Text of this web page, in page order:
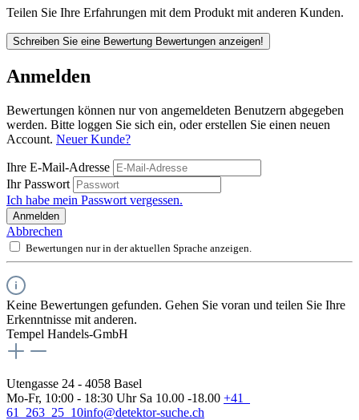
Teilen Sie Ihre Erfahrungen mit dem Produkt mit anderen Kunden.
Schreiben Sie eine Bewertung Bewertungen anzeigen!
Anmelden
Bewertungen können nur von angemeldeten Benutzern abgegeben
werden. Bitte loggen Sie sich ein, oder erstellen Sie einen neuen
Account. Neuer Kunde?
Ihre E-Mail-Adresse
Ihr Passwort
Ich habe mein Passwort vergessen.
Anmelden
Abbrechen
Bewertungen nur in der aktuellen Sprache anzeigen.
Keine Bewertungen gefunden. Gehen Sie voran und teilen Sie Ihre
Erkenntnisse mit anderen.
Tempel Handels-GmbH
Utengasse 24 - 4058 Basel
Mo-Fr, 10:00 - 18:30 Uhr Sa 10.00 -18.00 +41
61 263 25 10info@detektor-suche.ch